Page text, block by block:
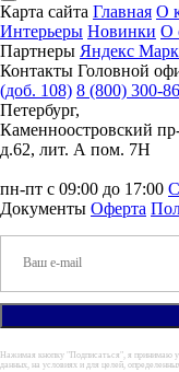
Карта сайта Главная О
Интерьеры Новинки О
Партнеры Яндекс
Контакты Головной
(доб. 108) 8 (800) 300-
Петербург,
Каменноостровский
д.62, лит. А пом. 7Н
пн-пт с 09:00 до 17:00
Документы Оферта
Нажимая кнопку "Подписаться", я принимаю
данных, на условиях и для целей,